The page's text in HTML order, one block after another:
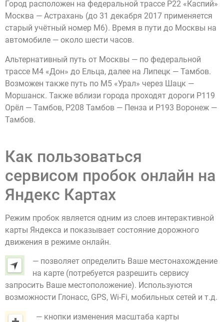
Город расположен на федеральной трассе Р22 «Каспий»
Москва — Астрахань (до 31 декабря 2017 применяется
старый учётный номер М6). Время в пути до Москвы на
автомобиле — около шести часов.
Альтернативный путь от Москвы — по федеральной
трассе М4 «Дон» до Ельца, далее на Липецк — Тамбов.
Возможен также путь по М5 «Урал» через Шацк —
Моршанск. Также вблизи города проходят дороги Р119
Орёл — Тамбов, Р208 Тамбов — Пенза и Р193 Воронеж —
Тамбов.
Как пользоваться
сервисом пробок онлайн на
Яндекс Картах
Режим пробок является одним из слоев интерактивной
карты Яндекса и показывает состояние дорожного
движения в режиме онлайн.
— позволяет определить Ваше местонахождение
на карте (потребуется разрешить сервису
запросить Ваше местоположение). Используются
возможности Глонасс, GPS, Wi-Fi, мобильных сетей и т.д.
— кнопки изменения масштаба карты